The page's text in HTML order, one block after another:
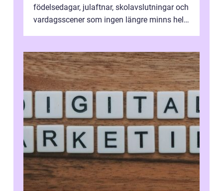
födelsedagar, julaftnar, skolavslutningar och
vardagsscener som ingen längre minns helt.